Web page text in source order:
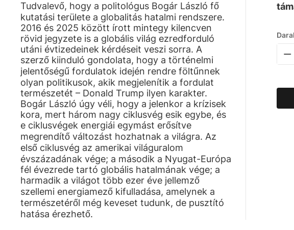
Tudvalevő, hogy a politológus Bogár László fő
kutatási területe a globalitás hatalmi rendszere.
2016 és 2025 között írott mintegy kilencven
rövid jegyzete is a globális világ ezredforduló
utáni évtizedeinek kérdéseit veszi sorra. A
szerző kiinduló gondolata, hogy a történelmi
jelentőségű fordulatok idején rendre föltűnnek
olyan politikusok, akik megjelenítik a fordulat
természetét – Donald Trump ilyen karakter.
Bogár László úgy véli, hogy a jelenkor a krízisek
kora, mert három nagy ciklusvég esik egybe, és
e ciklusvégek energiái egymást erősítve
megrendítő változást hozhatnak a világra. Az
első ciklusvég az amerikai világuralom
évszázadának vége; a második a Nyugat-Európa
fél évezrede tartó globális hatalmának vége; a
harmadik a világot több ezer éve jellemző
szellemi energiamező kifulladása, amelynek a
természetéről még keveset tudunk, de pusztító
hatása érezhető.